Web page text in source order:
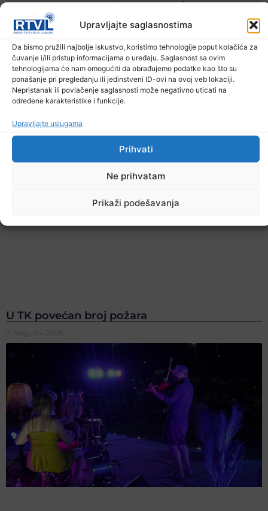
Upravljajte saglasnostima
Da bismo pružili najbolje iskustvo, koristimo tehnologije poput kolačića za
čuvanje i/ili pristup informacijama o uređaju. Saglasnost sa ovim
tehnologijama će nam omogućiti da obrađujemo podatke kao što su
ponašanje pri pregledanju ili jedinstveni ID-ovi na ovoj veb lokaciji.
Nepristanak ili povlačenje saglasnosti može negativno uticati na
određene karakteristike i funkcije.
Upravljajte uslugama
Prihvati
Ne prihvatam
Prikaži podešavanja
Ostale novosti
U TK povećan broj požara
7. Augusta 2026.